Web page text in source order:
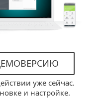
уже сейчас.
и настройке.